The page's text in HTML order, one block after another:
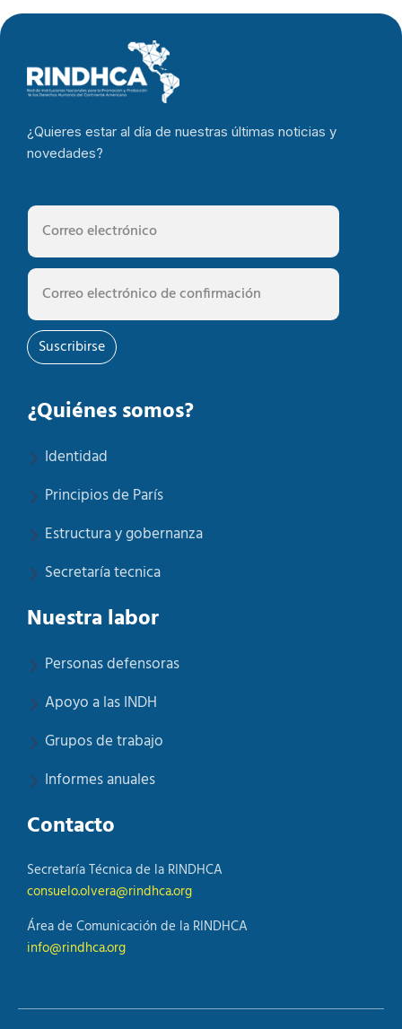
¿Quieres estar al día de nuestras últimas noticias y
novedades?
Suscribirse
¿Quiénes somos?
Identidad
Principios de París
Estructura y gobernanza
Secretaría tecnica
Nuestra labor
Personas defensoras
Apoyo a las INDH
Grupos de trabajo
Informes anuales
Contacto
Secretaría Técnica de la RINDHCA
consuelo.olvera@rindhca.org
Área de Comunicación de la RINDHCA
info@rindhca.org